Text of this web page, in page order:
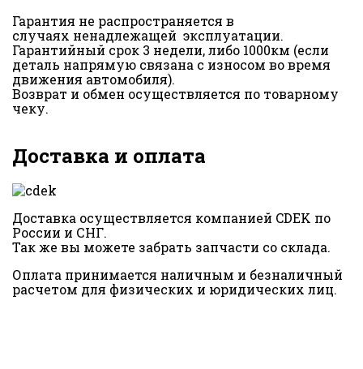
Гарантия не распространяется в
случаях ненадлежащей эксплуатации.
Гарантийный срок 3 недели, либо 1000км (если
деталь напрямую связана с износом во время
движения автомобиля).
Возврат и обмен осуществляется по товарному
чеку.
Доставка и оплата
Доставка осуществляется компанией CDEK по
России и СНГ.
Так же вы можете забрать запчасти со склада.
Оплата принимается наличным и безналичный
расчетом для физических и юридических лиц.